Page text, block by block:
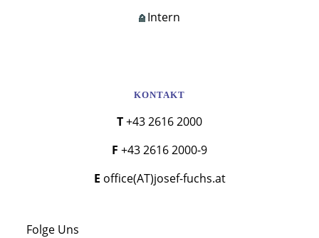
Intern
KONTAKT
T +43 2616 2000
F +43 2616 2000-9
E office(AT)josef-fuchs.at
Folge Uns